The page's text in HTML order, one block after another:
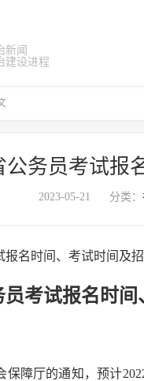
新闻
建设进程
公务员考试报
2023-05-21 分类：
员考试报名时
障厅的通知，预计